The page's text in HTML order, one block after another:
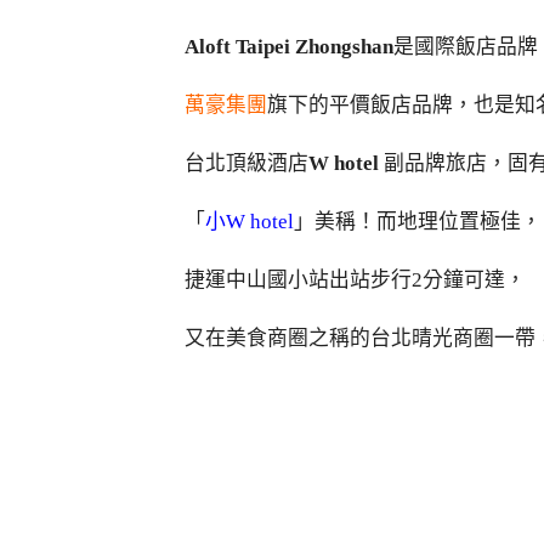
Aloft Taipei Zhongshan是國際飯店品牌
萬豪集團旗下的平價飯店品牌，也是知
台北頂級酒店W hotel 副品牌旅店，固
「 小W hotel 」美稱！而地理位置極佳，
捷運中山國小站出站步行2分鐘可達，
又在美食商圈之稱的台北晴光商圈一帶